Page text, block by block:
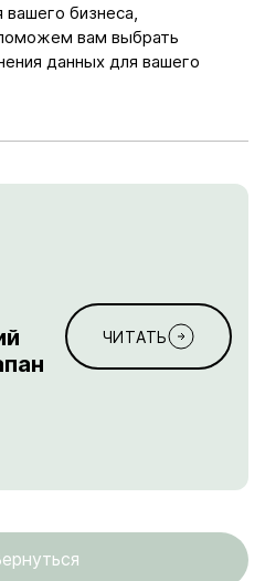
бизнеса,
вам выбрать
данных для вашего
ЧИТАТЬ